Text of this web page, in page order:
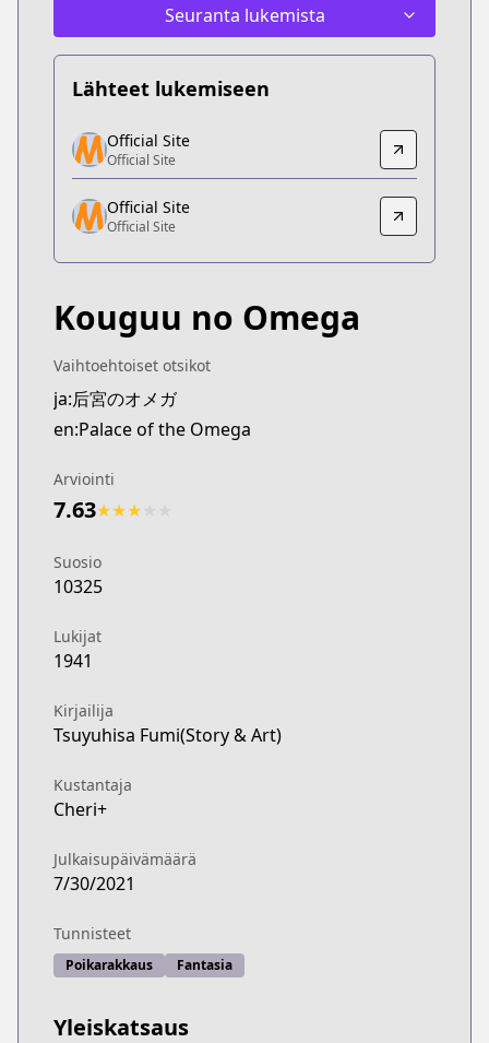
Seuranta lukemista
Lähteet lukemiseen
Official Site
Official Site
https://www.sublimemanga.com/read/manga/
Official Site
Official Site
https://www.shinshokan.co.jp/book/b633247.html
Official Site
Official Site
Official Site
Official Site
Kouguu no Omega
Vaihtoehtoiset otsikot
ja:后宮のオメガ
en:Palace of the Omega
Arviointi
7.63★★★
Suosio
10325
Lukijat
1941
Kirjailija
Tsuyuhisa Fumi(Story & Art)
Kustantaja
Cheri+
Julkaisupäivämäärä
7/30/2021
Tunnisteet
Poikarakkaus Fantasia
Yleiskatsaus